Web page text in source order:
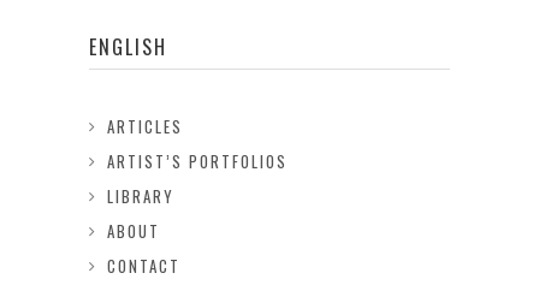
ENGLISH
ARTICLES
ARTIST’S PORTFOLIOS
LIBRARY
ABOUT
CONTACT